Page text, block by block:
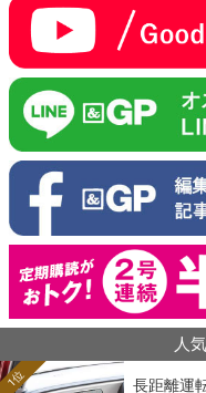
人
長距離運
1位